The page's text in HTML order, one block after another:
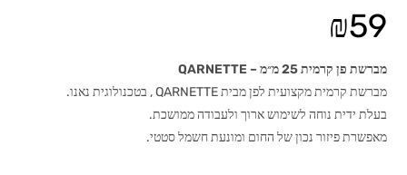
₪59
מברשת פן קרמית 25 מ״מ – QARNETTE
מברשת קרמית מקצועית לפן מבית QARNETTE , בטכנולוגית נאנו.
בעלת ידית נוחה לשימוש ארוך ולעבודה ממושכת.
מאפשרת פיזור נכון של החום ומונעת חשמל סטטי.